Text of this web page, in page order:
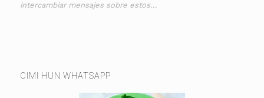
intercambiar mensajes sobre estos…
CIMI HUN WHATSAPP